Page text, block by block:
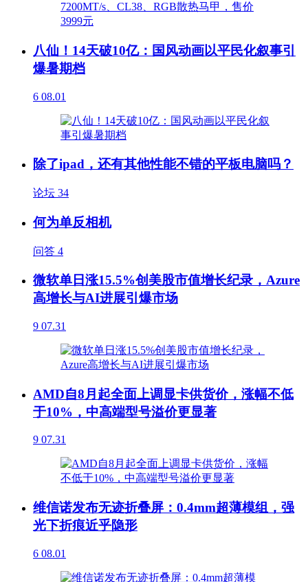
八仙！14天破10亿：国风动画以平民化叙事引
爆暑期档
6 08.01
除了ipad，还有其他性能不错的平板电脑吗？
论坛 34
何为单反相机
问答 4
微软单日涨15.5%创美股市值增长纪录，Azure
高增长与AI进展引爆市场
9 07.31
AMD自8月起全面上调显卡供货价，涨幅不低
于10%，中高端型号溢价更显著
9 07.31
维信诺发布无迹折叠屏：0.4mm超薄模组，强
光下折痕近乎隐形
6 08.01